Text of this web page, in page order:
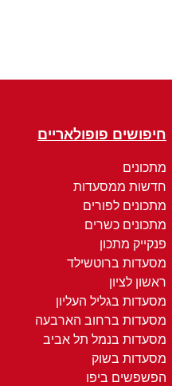
חיפושים פופולאריים
מתכונים
חדשות ממסעדות
מתכונים לפורים
מתכונים כשרים
פנקייק מתכון
מסעדות ברוטשילד
ראשון לציון
מסעדות בגליל העליון
מסעדות ברחוב הארבעה
מסעדות בנמל תל אביב
מסעדות בשוק
הפשפשים ביפו